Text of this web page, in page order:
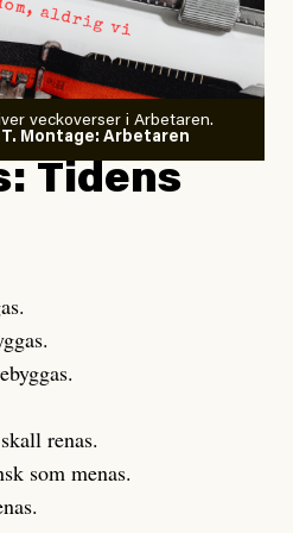
vänstern
veckoverser i Arbetaren.
Montage: Arbetaren
Tidens
renas.
som menas.